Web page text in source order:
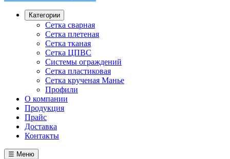
Категории
Сетка сварная
Сетка плетеная
Сетка тканая
Сетка ЦПВС
Системы ограждений
Сетка пластиковая
Сетка крученая Манье
Профили
О компании
Продукция
Прайс
Доставка
Контакты
☰ Меню